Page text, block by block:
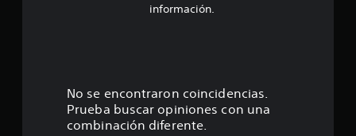
información.
No se encontraron coincidencias.
Prueba buscar opiniones con una
combinación diferente.